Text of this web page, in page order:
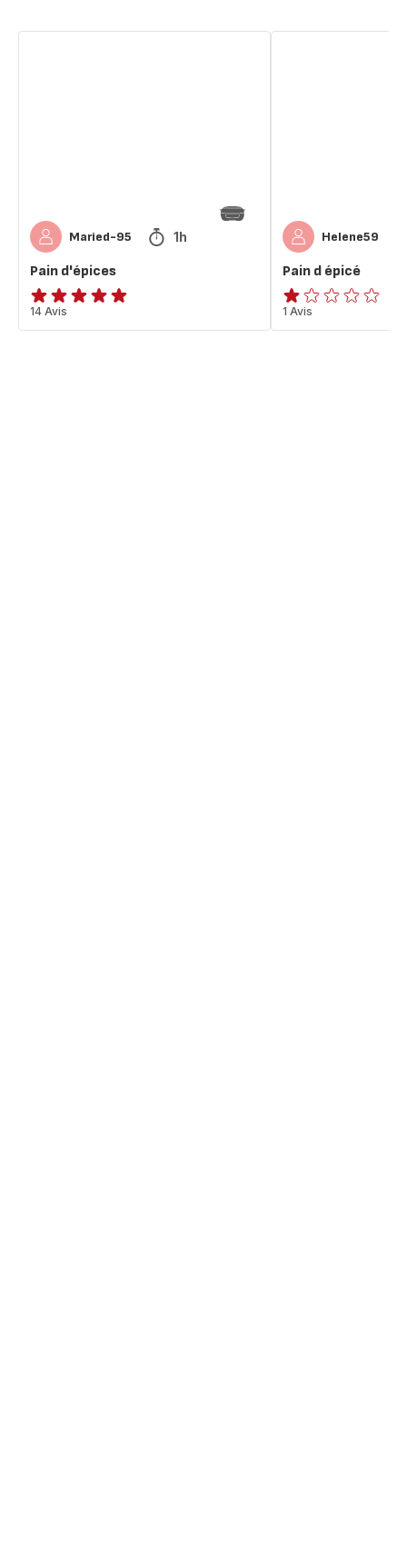
Maried-95 1h
Pain d'épices
ratings.4.8
14 Avis
Helene59
Pain d épicé
Avis
1
1 Avis